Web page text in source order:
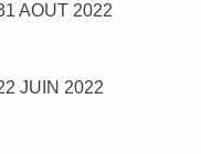
AOUT 2022
JUIN 2022